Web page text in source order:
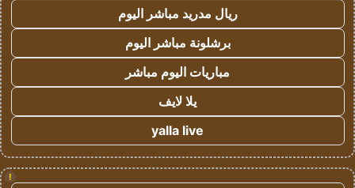
ريال مدريد مباشر اليوم
برشلونة مباشر اليوم
مباريات اليوم مباشر
يلا لايف
yalla live
!